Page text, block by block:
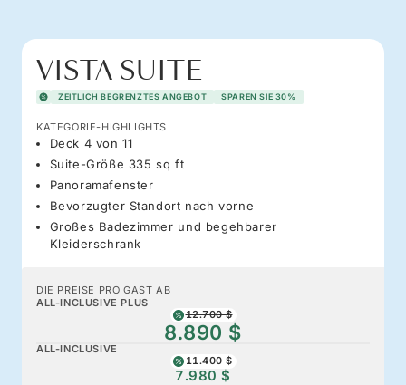
VISTA SUITE
ZEITLICH BEGRENZTES ANGEBOT SPAREN SIE 30%
KATEGORIE-HIGHLIGHTS
Deck 4 von 11
Suite-Größe 335 sq ft
Panoramafenster
Bevorzugter Standort nach vorne
Großes Badezimmer und begehbarer
Kleiderschrank
DIE PREISE PRO GAST AB
ALL-INCLUSIVE PLUS
12.700 $
8.890 $
ALL-INCLUSIVE
11.400 $
7.980 $